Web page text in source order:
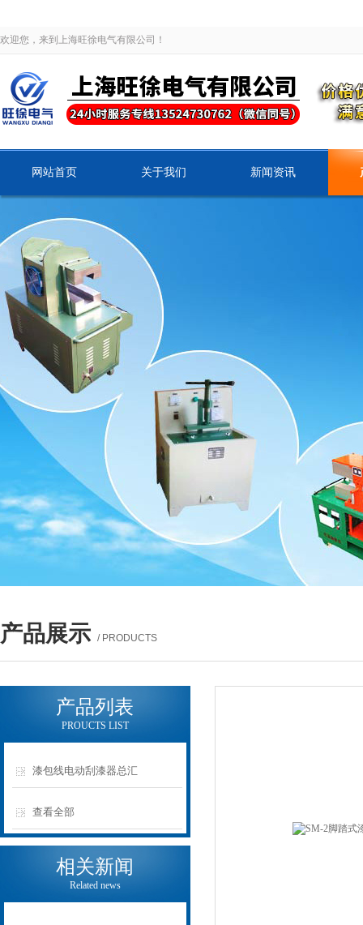
欢迎您，来到上海旺徐电气有限公司！
网站首页 关于我们 新闻资讯
产品展示 / PRODUCTS
产品列表
PROUCTS LIST
漆包线电动刮漆器总汇
查看全部
相关新闻
Related news